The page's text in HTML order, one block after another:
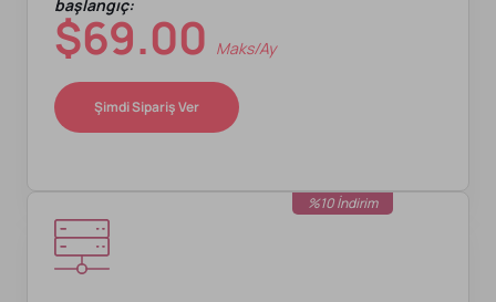
başlangıç:
$69.00 Maks/ay
Şimdi Sipariş Ver
%10 İndirim